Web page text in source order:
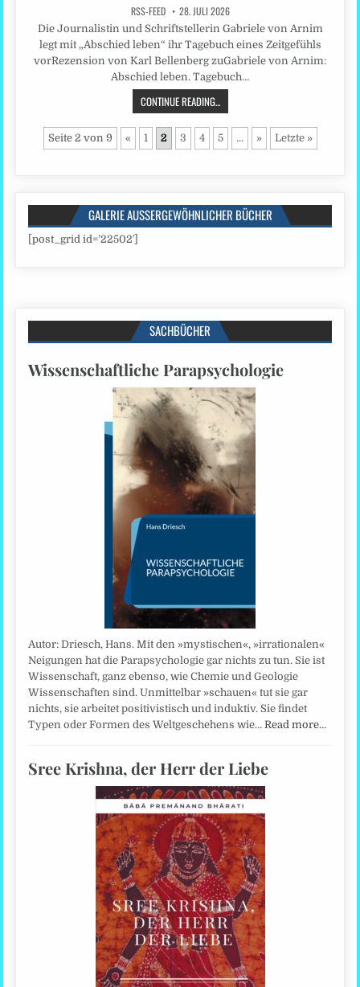
RSS-FEED 28. JULI 2026
Die Journalistin und Schriftstellerin Gabriele von Arnim
legt mit „Abschied leben“ ihr Tagebuch eines Zeitgefühls
vorRezension von Karl Bellenberg zuGabriele von Arnim:
Abschied leben. Tagebuch…
CONTINUE READING...
Seite 2 von 9 « 1 2 3 4 5 ... » Letzte »
GALERIE AUSSERGEWÖHNLICHER BÜCHER
[post_grid id=’22502′]
SACHBÜCHER
Wissenschaftliche Parapsychologie
Autor: Driesch, Hans. Mit den »mystischen«, »irrationalen«
Neigungen hat die Parapsychologie gar nichts zu tun. Sie ist
Wissenschaft, ganz ebenso, wie Chemie und Geologie
Wissenschaften sind. Unmittelbar »schauen« tut sie gar
nichts, sie arbeitet positivistisch und induktiv. Sie findet
Typen oder Formen des Weltgeschehens wie…Read more…
Sree Krishna, der Herr der Liebe